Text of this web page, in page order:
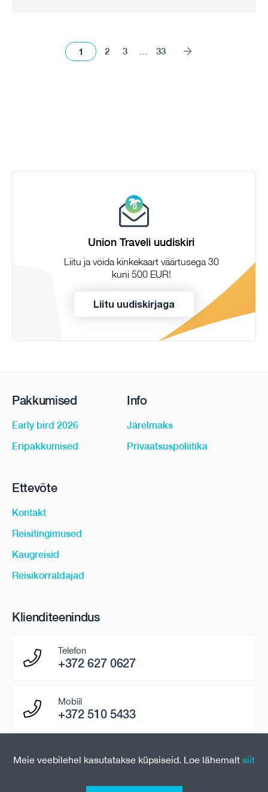
1 2 3 33
Union Traveli uudiskiri
Liitu ja võida kinkekaart väärtusega 30
kuni 500 EUR!
Liitu uudiskirjaga
Pakkumised
Early bird 2026
Eripakkumised
Info
Järelmaks
Privaatsuspoliitika
Ettevõte
Kontakt
Reisitingimused
Kaugreisid
Reisikorraldajad
Klienditeenindus
Telefon
+372 627 0627
Mobiil
+372 510 5433
paring@uniontravel.ee
Meie veebilehel kasutatakse küpsiseid. Loe lähemalt siit